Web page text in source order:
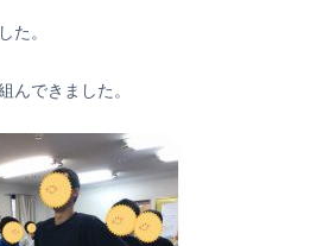
た。
できました。